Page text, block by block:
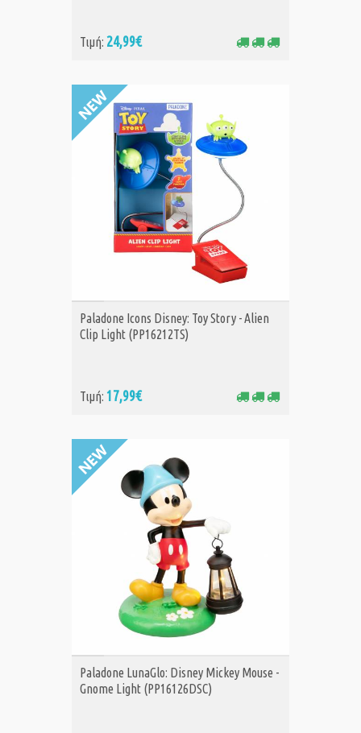
Τιμή: 24,99€
ΑΓΟΡΑ
Paladone Icons Disney: Toy Story - Alien
Clip Light (PP16212TS)
Τιμή: 17,99€
ΑΓΟΡΑ
Paladone LunaGlo: Disney Mickey Mouse -
Gnome Light (PP16126DSC)